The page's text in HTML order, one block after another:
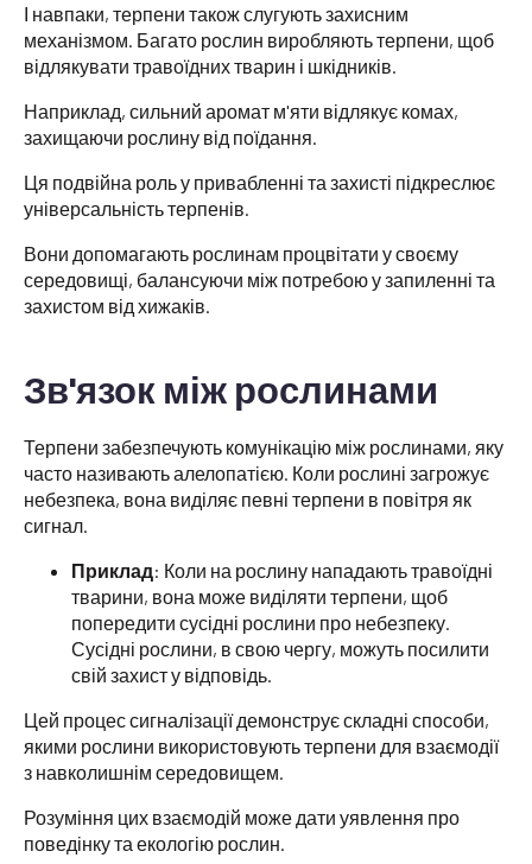
І навпаки, терпени також слугують захисним
механізмом. Багато рослин виробляють терпени, щоб
відлякувати травоїдних тварин і шкідників.
Наприклад, сильний аромат м'яти відлякує комах,
захищаючи рослину від поїдання.
Ця подвійна роль у привабленні та захисті підкреслює
універсальність терпенів.
Вони допомагають рослинам процвітати у своєму
середовищі, балансуючи між потребою у запиленні та
захистом від хижаків.
Зв'язок між рослинами
Терпени забезпечують комунікацію між рослинами, яку
часто називають алелопатією. Коли рослині загрожує
небезпека, вона виділяє певні терпени в повітря як
сигнал.
Приклад: Коли на рослину нападають травоїдні
тварини, вона може виділяти терпени, щоб
попередити сусідні рослини про небезпеку.
Сусідні рослини, в свою чергу, можуть посилити
свій захист у відповідь.
Цей процес сигналізації демонструє складні способи,
якими рослини використовують терпени для взаємодії
з навколишнім середовищем.
Розуміння цих взаємодій може дати уявлення про
поведінку та екологію рослин.